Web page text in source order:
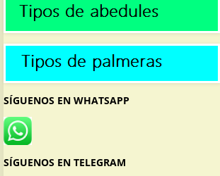
SÍGUENOS EN WHATSAPP
SÍGUENOS EN TELEGRAM